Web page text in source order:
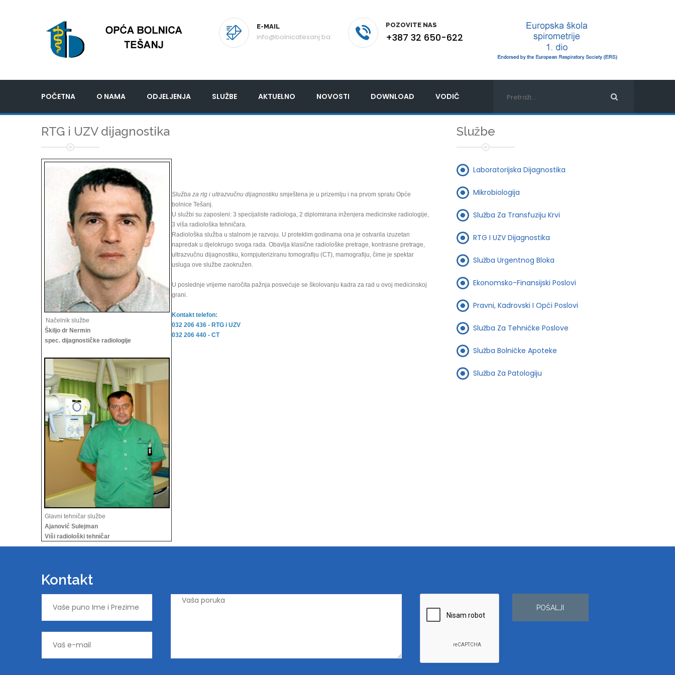
E-MAIL
info@bolnicatesanj.ba
POZOVITE NAS
+387 32 650-622
POČETNA O NAMA ODJELJENJA SLUŽBE AKTUELNO NOVOSTI DOWNLOAD VODIČ
RTG i UZV dijagnostika
Načelnik službe
Škiljo dr Nermin
spec. dijagnostičke radiologije
Glavni tehničar službe
Ajanović Sulejman
Viši radiološki tehničar
Služba za rtg i ultrazvučnu dijagnostiku smještena je u prizemlju i na prvom spratu Opće
bolnice Tešanj.
U službi su zaposleni: 3 specijaliste radiologa, 2 diplomirana inženjera medicinske radiologije,
3 viša radiološka tehničara.
Radiološka služba u stalnom je razvoju. U proteklim godinama ona je ostvarila izuzetan
napredak u djelokrugo svoga rada. Obavlja klasične radiološke pretrage, kontrasne pretrage,
ultrazvučnu dijagnostiku, kompjuteriziranu tomografiju (CT), mamografiju, čime je spektar
usluga ove službe zaokružen.
U poslednje vrijeme naročita pažnja posvećuje se školovanju kadra za rad u ovoj medicinskoj
grani.
Kontakt telefon:
032 206 436 - RTG i UZV
032 206 440 - CT
Službe
Laboratorijska Dijagnostika
Mikrobiologija
Služba Za Transfuziju Krvi
RTG I UZV Dijagnostika
Služba Urgentnog Bloka
Ekonomsko-Finansijski Poslovi
Pravni, Kadrovski I Opći Poslovi
Služba Za Tehničke Poslove
Služba Bolničke Apoteke
Služba Za Patologiju
Kontakt
POŠALJI